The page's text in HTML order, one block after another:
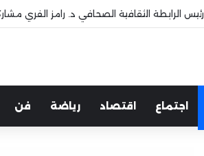
الفري يستقبل نقيب موظفي قاديشا
اجتماع اقتصاد رياضة فن